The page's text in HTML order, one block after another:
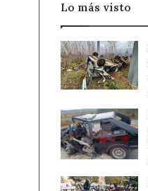
Lo más visto